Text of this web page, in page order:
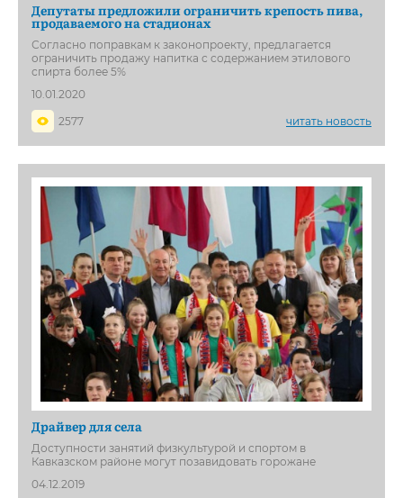
Депутаты предложили ограничить крепость пива,
продаваемого на стадионах
Согласно поправкам к законопроекту, предлагается
ограничить продажу напитка с содержанием этилового
спирта более 5%
10.01.2020
2577
читать новость
Драйвер для села
Доступности занятий физкультурой и спортом в
Кавказском районе могут позавидовать горожане
04.12.2019